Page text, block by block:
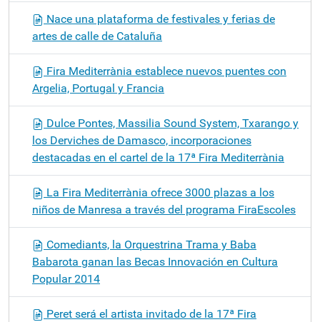
Nace una plataforma de festivales y ferias de
artes de calle de Cataluña
Fira Mediterrània establece nuevos puentes con
Argelia, Portugal y Francia
Dulce Pontes, Massilia Sound System, Txarango y
los Derviches de Damasco, incorporaciones
destacadas en el cartel de la 17ª Fira Mediterrània
La Fira Mediterrània ofrece 3000 plazas a los
niños de Manresa a través del programa FiraEscoles
Comediants, la Orquestrina Trama y Baba
Babarota ganan las Becas Innovación en Cultura
Popular 2014
Peret será el artista invitado de la 17ª Fira